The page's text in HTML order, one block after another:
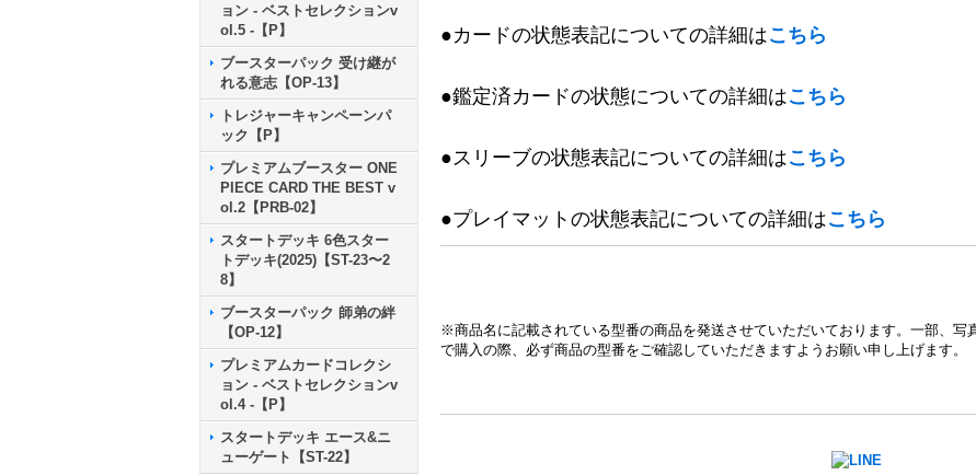
ョン - ベストセレクションv
ol.5 -【P】
ブースターパック 受け継が
れる意志【OP-13】
トレジャーキャンペーンパ
ック【P】
プレミアムブースター ONE
PIECE CARD THE BEST v
ol.2【PRB-02】
スタートデッキ 6色スター
トデッキ(2025)【ST-23〜2
8】
ブースターパック 師弟の絆
【OP-12】
プレミアムカードコレクシ
ョン - ベストセレクションv
ol.4 -【P】
スタートデッキ エース&ニ
ューゲート【ST-22】
●カードの状態表記についての詳細はこちら
●鑑定済カードの状態についての詳細はこちら
●スリーブの状態表記についての詳細はこちら
●プレイマットの状態表記についての詳細はこちら
※商品名に記載されている型番の商品を発送させていただいております。一部、写
で購入の際、必ず商品の型番をご確認していただきますようお願い申し上げます。